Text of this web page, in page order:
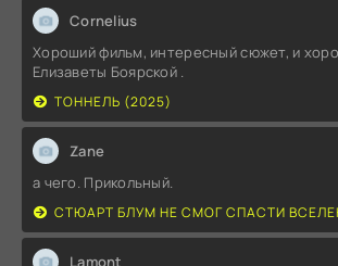
Cornelius
Хороший фильм, интересный сюжет, и
Елизаветы Боярской .
ТОННЕЛЬ (2025)
Zane
а чего. Прикольный.
СТЮАРТ БЛУМ НЕ СМОГ СПАСТИ
Lamont